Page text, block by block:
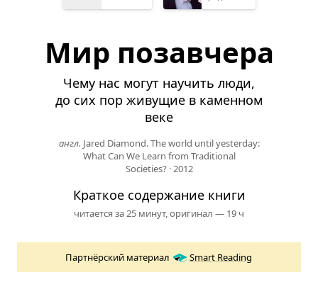
Мир позавчера
Чему нас могут научить люди,
до сих пор живущие в каменном
веке
англ. Jared Diamond. The world until yesterday:
What Can We Learn from Traditional
Societies?·2012
Краткое содержание книги
читается за 25 минут,оригинал — 19 ч
Партнёрский материал Smart Reading